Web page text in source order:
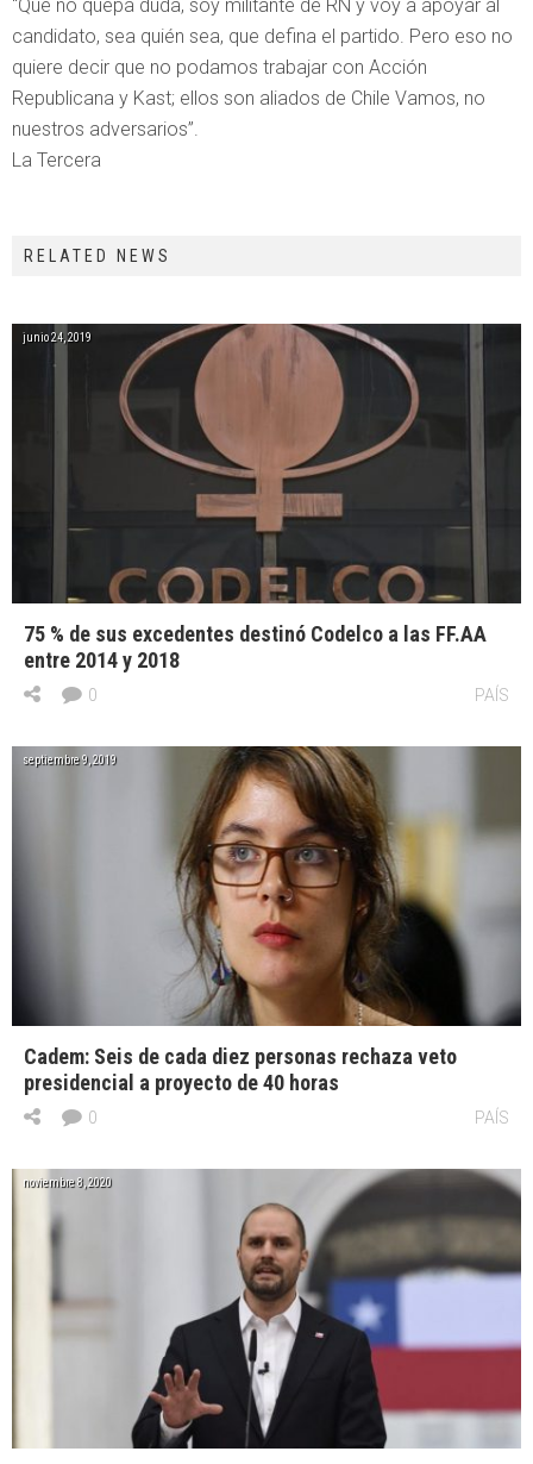
“Que no quepa duda, soy militante de RN y voy a apoyar al
candidato, sea quién sea, que defina el partido. Pero eso no
quiere decir que no podamos trabajar con Acción
Republicana y Kast; ellos son aliados de Chile Vamos, no
nuestros adversarios”.
La Tercera
RELATED NEWS
junio 24, 2019
75 % de sus excedentes destinó Codelco a las FF.AA
entre 2014 y 2018
PAÍS
0
septiembre 9, 2019
Cadem: Seis de cada diez personas rechaza veto
presidencial a proyecto de 40 horas
PAÍS
0
noviembre 8, 2020